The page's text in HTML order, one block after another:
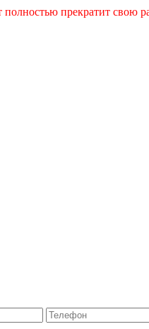
прекратит свою